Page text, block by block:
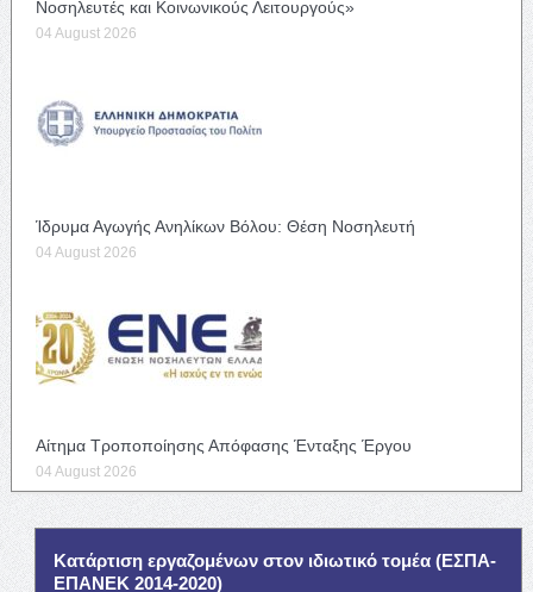
Νοσηλευτές και Κοινωνικούς Λειτουργούς»
04 August 2026
Ίδρυμα Αγωγής Ανηλίκων Βόλου: Θέση Νοσηλευτή
04 August 2026
Αίτημα Τροποποίησης Απόφασης Ένταξης Έργου
04 August 2026
Κατάρτιση εργαζομένων στον ιδιωτικό τομέα (ΕΣΠΑ-
ΕΠΑΝΕΚ 2014-2020)